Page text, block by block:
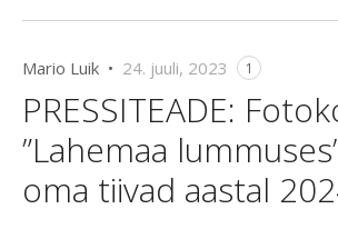
Mario Luik • 24. juuli, 2023 1
PRESSITEADE:
”Lahemaa
oma tiivad aastal